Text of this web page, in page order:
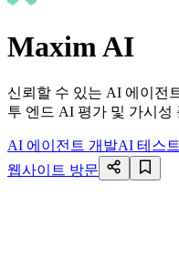
Maxim AI
신뢰할 수 있는 AI 에이전
투 엔드 AI 평가 및 가시성
AI 에이전트 개발AI 테스
웹사이트 방문